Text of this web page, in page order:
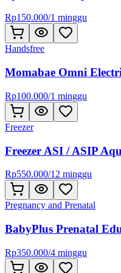
Rp150.000/1 minggu
Handsfree
Momabae Omni
Rp100.000/1 minggu
Freezer
Freezer ASI / ASIP
Rp550.000/12 minggu
Pregnancy and Prenatal
BabyPlus Prenatal
Rp350.000/4 minggu